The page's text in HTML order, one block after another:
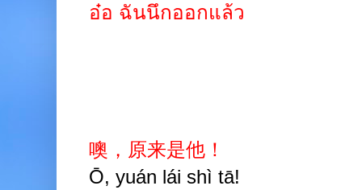
อ๋อ ฉันนึกออกแล้ว
噢，原来是他！
Ō, yuán lái shì tā!